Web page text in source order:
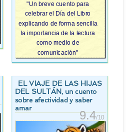
"Un breve cuento para
celebrar el Día del Libro
explicando de forma sencilla
la importancia de la lectura
como medio de
comunicación"
EL VIAJE DE LAS HIJAS
DEL SULTÁN, un cuento
sobre afectividad y saber
amar
9.4/10